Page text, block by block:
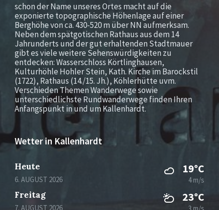
schon der Name unseres Ortes macht auf die
exponierte topographische Höhenlage auf einer
Berghöhe von ca. 430-520 m über NN aufmerksam.
Neben dem spätgotischen Rathaus aus dem 14
Jahrunderts und der gut erhaltenden Stadtmauer
gibt es viele weitere Sehenswürdigkeiten zu
entdecken: Wasserschloss Körtlinghausen,
Kulturhöhle Hohler Stein, Kath. Kirche im Barockstil
(1722), Rathaus (14./15. Jh.), Köhlerhütte uvm.
Verschieden Themen Wanderwege sowie
unterschiedlichste Rundwanderwege finden Ihren
Anfangspunkt in und um Kallenhardt.
Wetter in Kallenhardt
Heute
6. AUGUST 2026
19°C
4 m/s
Freitag
7. AUGUST 2026
23°C